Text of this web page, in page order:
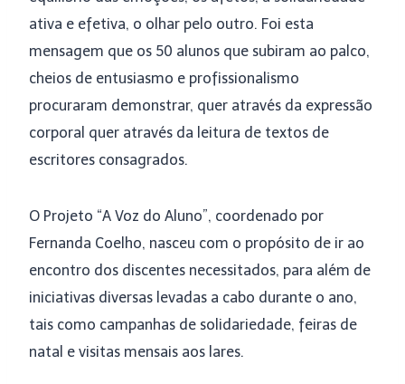
ativa e efetiva, o olhar pelo outro. Foi esta
mensagem que os 50 alunos que subiram ao palco,
cheios de entusiasmo e profissionalismo
procuraram demonstrar, quer através da expressão
corporal quer através da leitura de textos de
escritores consagrados.
O Projeto “A Voz do Aluno”, coordenado por
Fernanda Coelho, nasceu com o propósito de ir ao
encontro dos discentes necessitados, para além de
iniciativas diversas levadas a cabo durante o ano,
tais como campanhas de solidariedade, feiras de
natal e visitas mensais aos lares.